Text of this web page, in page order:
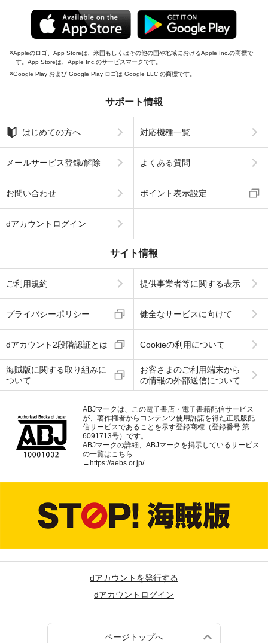
Appleのロゴ、App Storeは、米国もしくはその他の国や地域におけるApple Inc.の商標で
す。App Storeは、Apple Inc.のサービスマークです。
Google Play および Google Play ロゴは Google LLC の商標です。
サポート情報
はじめての方へ 対応機種一覧
メールサービス登録/解除 よくある質問
お問い合わせ ポイント表示設定
dアカウントログイン
サイト情報
ご利用規約 提供事業者等に関する表示
プライバシーポリシー 健全なサービスに向けて
dアカウント2段階認証とは Cookieの利用について
海賊版に関する取り組みに
ついて
お客さまのご利用端末から
の情報の外部送信について
ABJマークは、この電子書店・電子書籍配信サービス
が、著作権者からコンテンツ使用許諾を得た正規版配
信サービスであることを示す登録商標（登録番号 第
6091713号）です。
ABJマークの詳細、ABJマークを掲示しているサービス
の一覧はこちら
→ https://aebs.or.jp/
dアカウントを発行する
dアカウントログイン
ページトップへ